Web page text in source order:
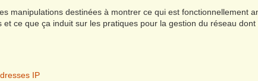
manipulations destinées à montrer ce qui est fonctionnellement
ce que ça induit sur les pratiques pour la gestion du réseau dont
IP